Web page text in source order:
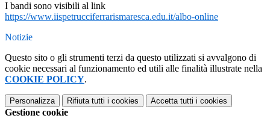
I bandi sono visibili al link
https://www.iispetrucciferrarismaresca.edu.it/albo-online
Notizie
Questo sito o gli strumenti terzi da questo utilizzati si avvalgono di
cookie necessari al funzionamento ed utili alle finalità illustrate nella
COOKIE POLICY.
Personalizza Rifiuta tutti i cookies Accetta tutti i cookies
Gestione cookie